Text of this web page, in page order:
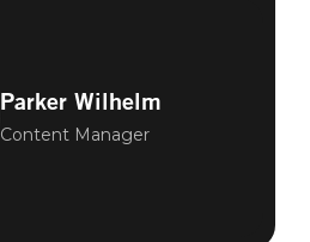
Parker Wilhelm
Content Manager